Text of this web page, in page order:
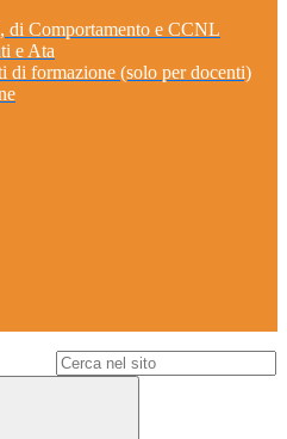
di Comportamento e CCNL
e Ata
di formazione (solo per docenti)